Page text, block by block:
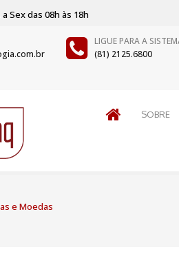
Sex das 08h às 18h
LIGUE PARA A
(81) 2125.6800
SOBRE
e Moedas